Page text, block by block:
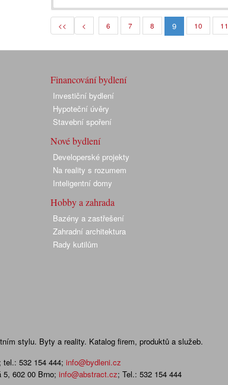
<< < 6 7 8 9 10 11
Financování bydlení
Investiční bydlení
Hypoteční úvěry
Stavební spoření
Nové bydlení
Developerské projekty
Na reality s rozumem
Inteligentní domy
Hobby a zahrada
Bazény a zastřešení
Zahradní architektura
Rady kutilům
stylu. Byty a reality. Katalog firem, produktů a služeb.
tel.: 532 154 444; info@bydleni.cz
5, 602 00 Brno; info@abstract.cz; Tel.: 532 154 444